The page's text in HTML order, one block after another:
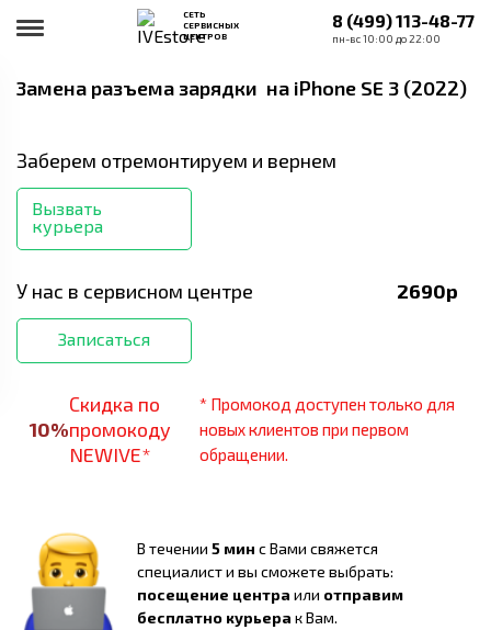
СЕТЬ
СЕРВИСНЫХ
ЦЕНТРОВ
8 (499) 113-48-77
пн-вс 10:00 до 22:00
Замена разъема зарядки на iPhone SE 3 (2022)
Заберем отремонтируем и вернем
Вызвать
курьера
У нас в сервисном центре 2690р
Записаться
10%
Скидка по
промокоду
NEWIVE*
* Промокод доступен только для
новых клиентов при первом
обращении.
В течении 5 мин с Вами свяжется
специалист и вы сможете выбрать:
посещение центра или отправим
бесплатно курьера к Вам.